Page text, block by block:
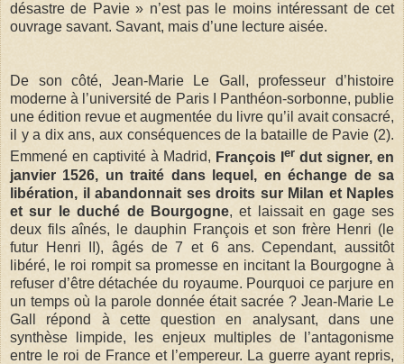
désastre de Pavie » n’est pas le moins intéressant de cet
ouvrage savant. Savant, mais d’une lecture aisée.
De son côté, Jean-Marie Le Gall, professeur d’histoire
moderne à l’université de Paris I Panthéon-sorbonne, publie
une édition revue et augmentée du livre qu’il avait consacré,
il y a dix ans, aux conséquences de la bataille de Pavie (2).
Emmené en captivité à Madrid, François I er dut signer, en
janvier 1526, un traité dans lequel, en échange de sa
libération, il abandonnait ses droits sur Milan et Naples
et sur le duché de Bourgogne, et laissait en gage ses
deux fils aînés, le dauphin François et son frère Henri (le
futur Henri II), âgés de 7 et 6 ans. Cependant, aussitôt
libéré, le roi rompit sa promesse en incitant la Bourgogne à
refuser d’être détachée du royaume. Pourquoi ce parjure en
un temps où la parole donnée était sacrée ? Jean-Marie Le
Gall répond à cette question en analysant, dans une
synthèse limpide, les enjeux multiples de l’antagonisme
entre le roi de France et l’empereur. La guerre ayant repris,